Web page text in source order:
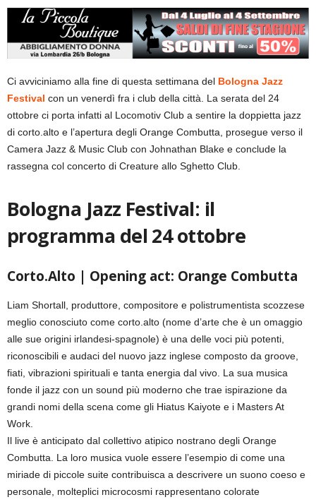
Ci avviciniamo alla fine di questa settimana del Bologna Jazz
Festival con un venerdì fra i club della città. La serata del 24
ottobre ci porta infatti al Locomotiv Club a sentire la doppietta jazz
di corto.alto e l’apertura degli Orange Combutta, prosegue verso il
Camera Jazz & Music Club con Johnathan Blake e conclude la
rassegna col concerto di Creature allo Sghetto Club.
Bologna Jazz Festival: il
programma del 24 ottobre
Corto.Alto | Opening act: Orange Combutta
Liam Shortall, produttore, compositore e polistrumentista scozzese
meglio conosciuto come corto.alto (nome d’arte che è un omaggio
alle sue origini irlandesi-spagnole) è una delle voci più potenti,
riconoscibili e audaci del nuovo jazz inglese composto da groove,
fiati, vibrazioni spirituali e tanta energia dal vivo. La sua musica
fonde il jazz con un sound più moderno che trae ispirazione da
grandi nomi della scena come gli Hiatus Kaiyote e i Masters At
Work.
Il live è anticipato dal collettivo atipico nostrano degli Orange
Combutta. La loro musica vuole essere l’esempio di come una
miriade di piccole suite contribuisca a descrivere un suono coeso e
personale, molteplici microcosmi rappresentano colorate